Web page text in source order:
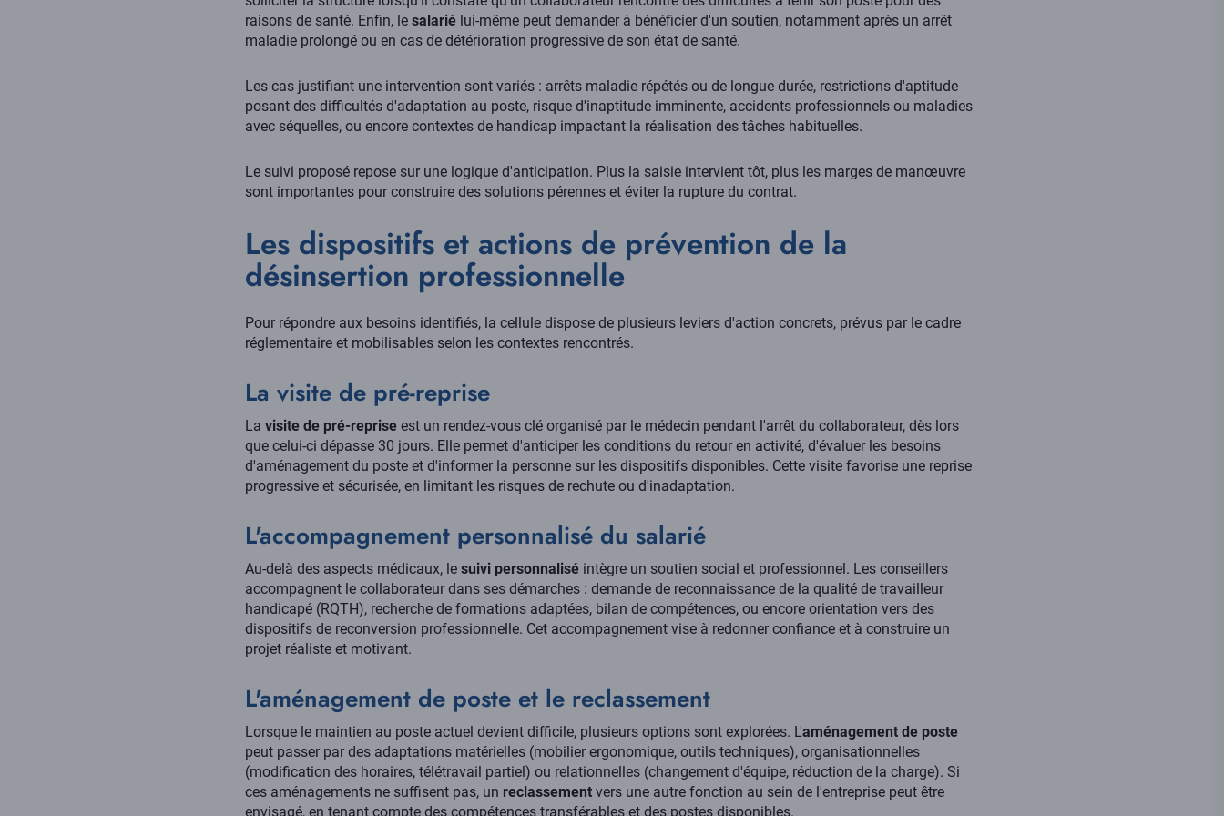
raisons de santé. Enfin, le salarié lui-même peut demander à bénéficier d'un soutien, notamment après un arrêt
maladie prolongé ou en cas de détérioration progressive de son état de santé.
Les cas justifiant une intervention sont variés : arrêts maladie répétés ou de longue durée, restrictions d'aptitude
posant des difficultés d'adaptation au poste, risque d'inaptitude imminente, accidents professionnels ou maladies
avec séquelles, ou encore contextes de handicap impactant la réalisation des tâches habituelles.
Le suivi proposé repose sur une logique d'anticipation. Plus la saisie intervient tôt, plus les marges de manœuvre
sont importantes pour construire des solutions pérennes et éviter la rupture du contrat.
Les dispositifs et actions de prévention de la
désinsertion professionnelle
Pour répondre aux besoins identifiés, la cellule dispose de plusieurs leviers d'action concrets, prévus par le cadre
réglementaire et mobilisables selon les contextes rencontrés.
La visite de pré-reprise
La visite de pré-reprise est un rendez-vous clé organisé par le médecin pendant l'arrêt du collaborateur, dès lors
que celui-ci dépasse 30 jours. Elle permet d'anticiper les conditions du retour en activité, d'évaluer les besoins
d'aménagement du poste et d'informer la personne sur les dispositifs disponibles. Cette visite favorise une reprise
progressive et sécurisée, en limitant les risques de rechute ou d'inadaptation.
L'accompagnement personnalisé du salarié
Au-delà des aspects médicaux, le suivi personnalisé intègre un soutien social et professionnel. Les conseillers
accompagnent le collaborateur dans ses démarches : demande de reconnaissance de la qualité de travailleur
handicapé (RQTH), recherche de formations adaptées, bilan de compétences, ou encore orientation vers des
dispositifs de reconversion professionnelle. Cet accompagnement vise à redonner confiance et à construire un
projet réaliste et motivant.
L'aménagement de poste et le reclassement
Lorsque le maintien au poste actuel devient difficile, plusieurs options sont explorées. L'aménagement de poste
peut passer par des adaptations matérielles (mobilier ergonomique, outils techniques), organisationnelles
(modification des horaires, télétravail partiel) ou relationnelles (changement d'équipe, réduction de la charge). Si
ces aménagements ne suffisent pas, un reclassement vers une autre fonction au sein de l'entreprise peut être
envisagé, en tenant compte des compétences transférables et des postes disponibles.